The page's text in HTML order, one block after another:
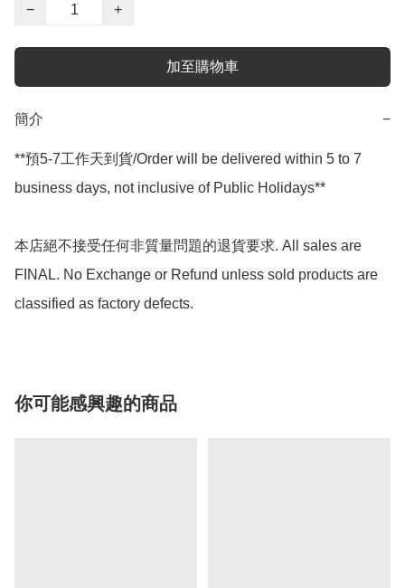
−
+
加至購物車
簡介 −
**預5-7工作天到貨/Order will be delivered within 5 to 7
business days, not inclusive of Public Holidays**
本店絕不接受任何非質量問題的退貨要求. All sales are
FINAL. No Exchange or Refund unless sold products are
classified as factory defects.
你可能感興趣的商品